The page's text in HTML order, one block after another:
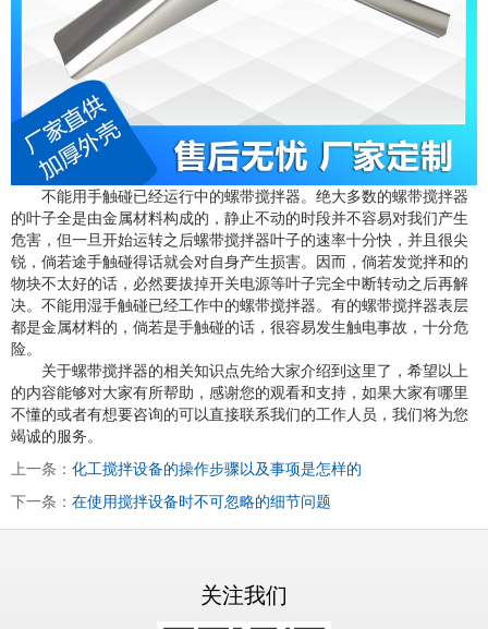
不能用手触碰已经运行中的螺带搅拌器。绝大多数的螺带搅拌器
的叶子全是由金属材料构成的，静止不动的时段并不容易对我们产生
危害，但一旦开始运转之后螺带搅拌器叶子的速率十分快，并且很尖
锐，倘若途手触碰得话就会对自身产生损害。因而，倘若发觉拌和的
物块不太好的话，必然要拔掉开关电源等叶子完全中断转动之后再解
决。不能用湿手触碰已经工作中的螺带搅拌器。有的螺带搅拌器表层
都是金属材料的，倘若是手触碰的话，很容易发生触电事故，十分危
险。
关于螺带搅拌器的相关知识点先给大家介绍到这里了，希望以上
的内容能够对大家有所帮助，感谢您的观看和支持，如果大家有哪里
不懂的或者有想要咨询的可以直接联系我们的工作人员，我们将为您
竭诚的服务。
上一条： 化工搅拌设备的操作步骤以及事项是怎样的
下一条： 在使用搅拌设备时不可忽略的细节问题
关注我们